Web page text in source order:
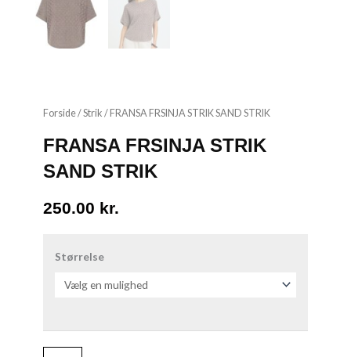
Forside/Strik / FRANSA FRSINJA STRIK SAND STRIK
FRANSA FRSINJA STRIK
SAND STRIK
250.00 kr.
Størrelse
FRSINJA
antal